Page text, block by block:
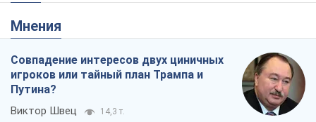
Мнения
Совпадение интересов двух циничных
игроков или тайный план Трампа и
Путина?
Виктор Швец 14,3 т.